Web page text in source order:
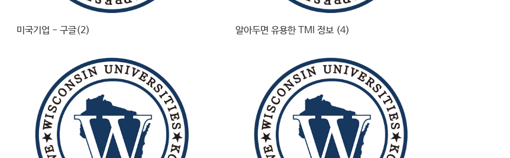
미국기업 - 구글(2) 알아두면 유용한 TMI 정보 (4)